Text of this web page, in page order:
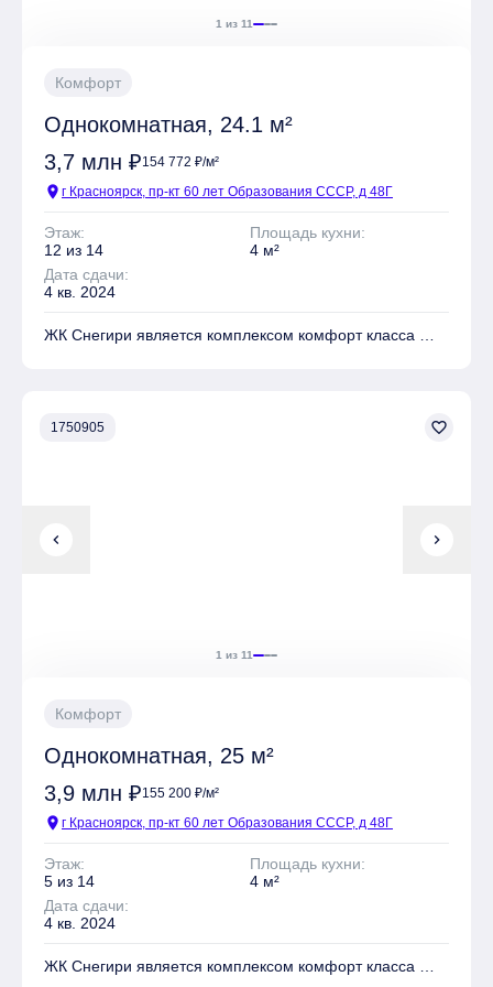
1 из 11
Комфорт
Однокомнатная, 24.1 м²
3,7 млн ₽154 772 ₽/м²
location_on г Красноярск, пр-кт 60 лет Образования СССР, д 48Г
Этаж:
12 из 14
Площадь кухни:
4 м²
Дата сдачи:
4 кв. 2024
ЖК Снегири является комплексом комфорт класса
Коммерческие объекты
chevron_left chevron_right
1 из 11
1750905 favorite_border
Комфорт
Однокомнатная, 25 м²
3,9 млн ₽155 200 ₽/м²
location_on г Красноярск, пр-кт 60 лет Образования СССР, д 48Г
Этаж:
5 из 14
Площадь кухни:
4 м²
Дата сдачи:
4 кв. 2024
ЖК Снегири является комплексом комфорт класса